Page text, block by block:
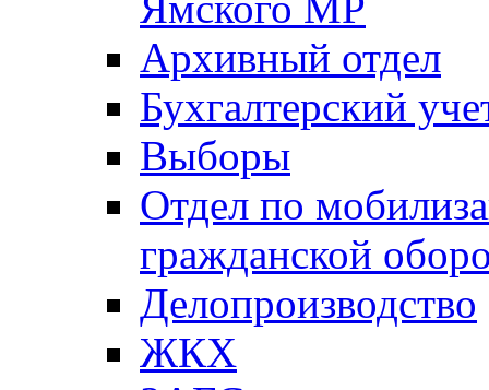
Архивный отдел
Бухгалтерский
Выборы
Отдел по
гражданской
Делопроизводство
ЖКХ